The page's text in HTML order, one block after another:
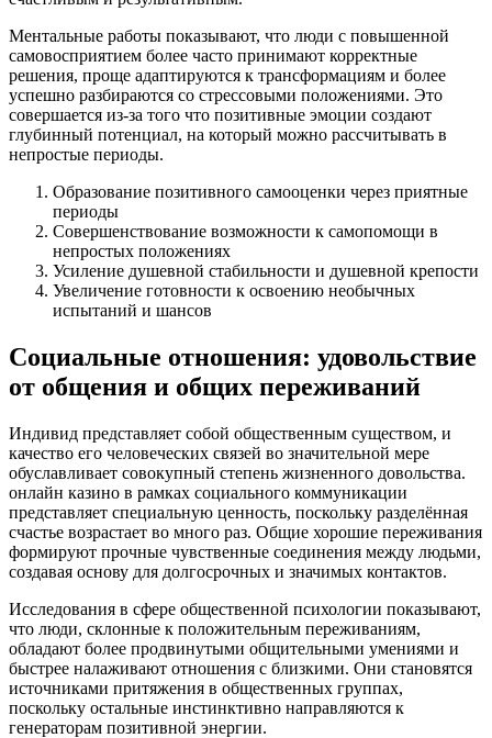
Ментальные работы показывают, что люди с повышенной
самовосприятием более часто принимают корректные
решения, проще адаптируются к трансформациям и более
успешно разбираются со стрессовыми положениями. Это
совершается из-за того что позитивные эмоции создают
глубинный потенциал, на который можно рассчитывать в
непростые периоды.
Образование позитивного самооценки через приятные
периоды
Совершенствование возможности к самопомощи в
непростых положениях
Усиление душевной стабильности и душевной крепости
Увеличение готовности к освоению необычных
испытаний и шансов
Социальные отношения: удовольствие
от общения и общих переживаний
Индивид представляет собой общественным существом, и
качество его человеческих связей во значительной мере
обуславливает совокупный степень жизненного довольства.
онлайн казино в рамках социального коммуникации
представляет специальную ценность, поскольку разделённая
счастье возрастает во много раз. Общие хорошие переживания
формируют прочные чувственные соединения между людьми,
создавая основу для долгосрочных и значимых контактов.
Исследования в сфере общественной психологии показывают,
что люди, склонные к положительным переживаниям,
обладают более продвинутыми общительными умениями и
быстрее налаживают отношения с близкими. Они становятся
источниками притяжения в общественных группах,
поскольку остальные инстинктивно направляются к
генераторам позитивной энергии.